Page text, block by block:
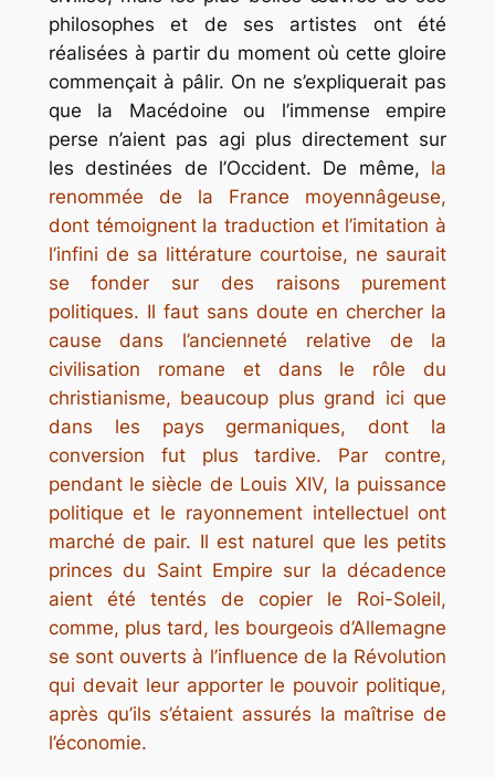
philosophes et de ses artistes ont été
réalisées à partir du moment où cette gloire
commençait à pâlir. On ne s’expliquerait pas
que la Macédoine ou l’immense empire
perse n’aient pas agi plus directement sur
les destinées de l’Occident. De même, la
renommée de la France moyennâgeuse,
dont témoignent la traduction et l’imitation à
l’infini de sa littérature courtoise, ne saurait
se fonder sur des raisons purement
politiques. Il faut sans doute en chercher la
cause dans l’ancienneté relative de la
civilisation romane et dans le rôle du
christianisme, beaucoup plus grand ici que
dans les pays germaniques, dont la
conversion fut plus tardive. Par contre,
pendant le siècle de Louis XIV, la puissance
politique et le rayonnement intellectuel ont
marché de pair. Il est naturel que les petits
princes du Saint Empire sur la décadence
aient été tentés de copier le Roi-Soleil,
comme, plus tard, les bourgeois d’Allemagne
se sont ouverts à l’influence de la Révolution
qui devait leur apporter le pouvoir politique,
après qu’ils s’étaient assurés la maîtrise de
l’économie.